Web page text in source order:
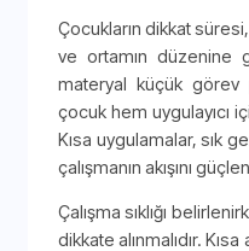
Çocukların dikkat
ve ortamın düzenine
materyal küçük görev
çocuk hem uygulayıcı
Kısa uygulamalar, sık
çalışmanın akışını
Çalışma sıklığı
dikkate alınmalıdır.